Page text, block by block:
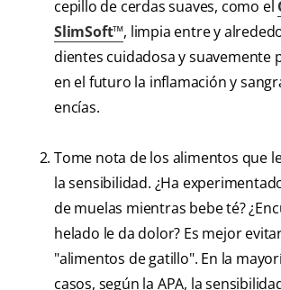
cepillo de cerdas suaves, como el
SlimSoft™, limpia entre y
dientes cuidadosa y suavemente
en el futuro la inflamación y
encías.
Tome nota de los alimentos que
la sensibilidad. ¿Ha
de muelas mientras bebe té?
helado le da dolor? Es mejor
"alimentos de gatillo". En la
casos, según la APA, la